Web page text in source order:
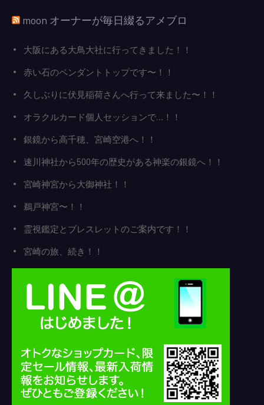
moon オーナーが毎日綴るアメブロ
大阪にある大鳥大社に行ってきました！！
赤い石のペンダントトップです〜！！
久しぶりに伏見稲荷さんへ行って来ました〜！！
オラクルカード個人セッションで…！！
銀鏡から高千穂、宮崎空港へ！！
速川神社から500年の歴史がある神楽の銀鏡へ！！
宮崎神宮から大御神社！！
鵜戸神宮〜！！
霊視鑑定とブレスレットのご案内です！！
宮崎の旅、続き！！